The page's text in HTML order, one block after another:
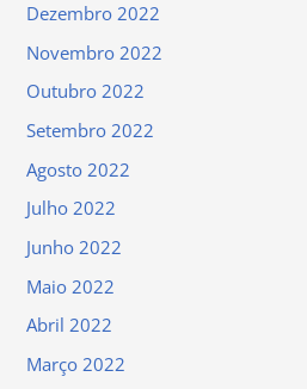
Dezembro 2022
Novembro 2022
Outubro 2022
Setembro 2022
Agosto 2022
Julho 2022
Junho 2022
Maio 2022
Abril 2022
Março 2022